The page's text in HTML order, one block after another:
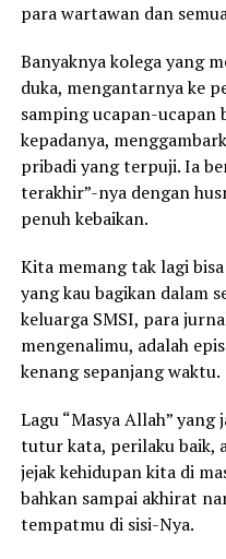
para wartawan dan
Banyaknya kolega yang
duka, mengantarnya ke
samping ucapan-ucapan
kepadanya,
pribadi yang terpuji. Ia
terakhir”-nya dengan
penuh kebaikan.
Kita memang tak lagi
yang kau bagikan dalam
keluarga SMSI, para
mengenalimu, adalah
kenang sepanjang waktu.
Lagu “Masya Allah”
tutur kata, perilaku baik,
jejak kehidupan kita di
bahkan sampai akhirat
tempatmu di sisi-Nya.